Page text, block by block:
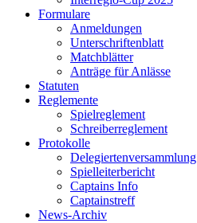
Formulare
Anmeldungen
Unterschriftenblatt
Matchblätter
Anträge für Anlässe
Statuten
Reglemente
Spielreglement
Schreiberreglement
Protokolle
Delegiertenversammlung
Spielleiterbericht
Captains Info
Captainstreff
News-Archiv